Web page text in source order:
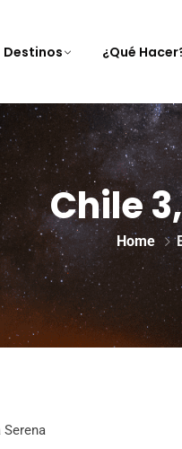
Destinos ¿Qué
Chile
Home
Serena